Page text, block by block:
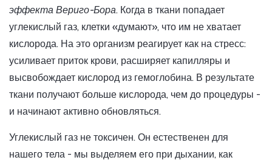
эффекта Вериго-Бора. Когда в ткани попадает
углекислый газ, клетки «думают», что им не хватает
кислорода. На это организм реагирует как на стресс:
усиливает приток крови, расширяет капилляры и
высвобождает кислород из гемоглобина. В результате
ткани получают больше кислорода, чем до процедуры -
и начинают активно обновляться.
Углекислый газ не токсичен. Он естественен для
нашего тела - мы выделяем его при дыхании, как